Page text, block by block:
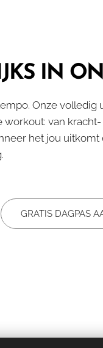
IN
Onze
van
het jou
GRATIS DAGPAS